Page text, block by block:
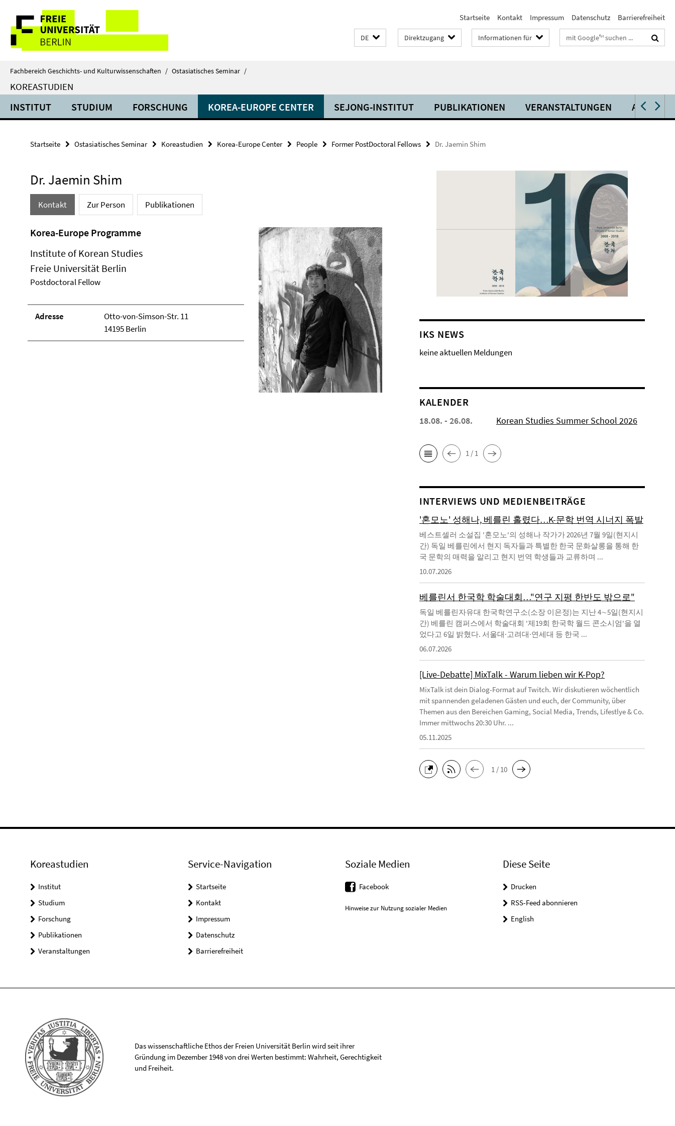
direkt
Inhalt
Service-
Navigation
Startseite Kontakt Impressum Datenschutz Barrierefreiheit
DE Direktzugang Informationen für Suchbegriffe
Fachbereich Geschichts- und Kulturwissenschaften / Ostasiatisches Seminar /
KOREASTUDIEN
INSTITUT STUDIUM FORSCHUNG KOREA-EUROPE CENTER SEJONG-INSTITUT PUBLIKATIONEN VERANSTALTUNGEN
Startseite Ostasiatisches Seminar Koreastudien Korea-Europe Center People Former PostDoctoral Fellows Dr. Jaemin Shim
Dr. Jaemin Shim
Kontakt Zur Person Publikationen
Korea-Europe Programme
Institute of Korean Studies
Freie Universität Berlin
Postdoctoral Fellow
Adresse
Otto-von-Simson-Str. 11
14195 Berlin
IKS NEWS
keine aktuellen Meldungen
KALENDER
18.08. - 26.08. Korean Studies Summer School 2026
1 / 1
INTERVIEWS UND MEDIENBEITRÄGE
'혼모노' 성해나, 베를린 홀렸다…K-문학 번역 시너지 폭발
베스트셀러 소설집 '혼모노'의 성해나 작가가 2026년 7월 9일(현지시
간) 독일 베를린에서 현지 독자들과 특별한 한국 문화살롱을 통해 한
국 문학의 매력을 알리고 현지 번역 학생들과 교류하며 ...
10.07.2026
베를린서 한국학 학술대회…"연구 지평 한반도 밖으로"
독일 베를린자유대 한국학연구소(소장 이은정)는 지난 4∼5일(현지시
간) 베를린 캠퍼스에서 학술대회 '제19회 한국학 월드 콘소시엄'을 열
었다고 6일 밝혔다. 서울대·고려대·연세대 등 한국 ...
06.07.2026
[Live-Debatte] MixTalk - Warum lieben wir K-Pop?
MixTalk ist dein Dialog-Format auf Twitch. Wir diskutieren wöchentlich
mit spannenden geladenen Gästen und euch, der Community, über
Themen aus den Bereichen Gaming, Social Media, Trends, Lifestlye & Co.
Immer mittwochs 20:30 Uhr. ...
05.11.2025
1 / 10
Koreastudien
Institut
Studium
Forschung
Publikationen
Veranstaltungen
Service-Navigation
Startseite
Kontakt
Impressum
Datenschutz
Barrierefreiheit
Soziale Medien
Facebook
Hinweise zur Nutzung sozialer Medien
Diese Seite
Drucken
RSS-Feed abonnieren
English
Das wissenschaftliche Ethos der Freien Universität Berlin wird seit ihrer
Gründung im Dezember 1948 von drei Werten bestimmt: Wahrheit, Gerechtigkeit
und Freiheit.